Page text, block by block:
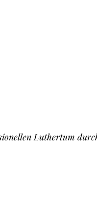
Luthertum